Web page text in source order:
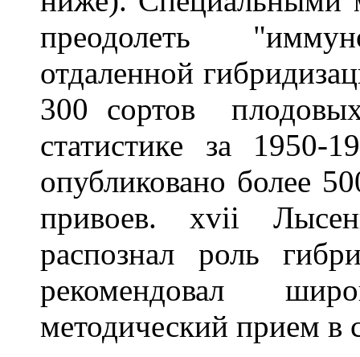
преодолеть
отдаленной
300 сортов
статистике за
опубликовано более
привоев. xvii
распознал роль
рекомендовал
методический прием в